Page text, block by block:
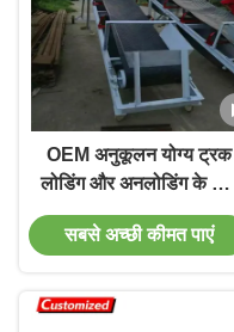
OEM अनुकूलन योग्य ट्रक
लोडिंग और अनलोडिंग के लिए
मोबाइल बेल्ट कन्वेयर
सबसे अच्छी कीमत पाएं